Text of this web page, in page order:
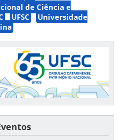
de Ciência e
UFSC
Universidade